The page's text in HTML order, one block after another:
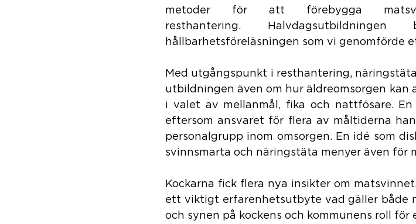
metoder för att förebygga
resthantering.
hållbarhetsföreläsningen som vi genomförde
Med utgångspunkt i resthantering,
utbildningen även om hur äldreomsorgen kan
i valet av mellanmål, fika och nattfösare.
eftersom ansvaret för flera av måltiderna
personalgrupp inom omsorgen. En idé som
svinnsmarta och näringstäta menyer även för
Kockarna fick flera nya insikter om
ett viktigt erfarenhetsutbyte vad gäller både
och synen på kockens och kommunens roll för